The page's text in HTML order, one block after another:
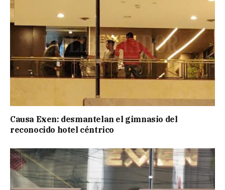
Causa Exen: desmantelan el gimnasio del
reconocido hotel céntrico